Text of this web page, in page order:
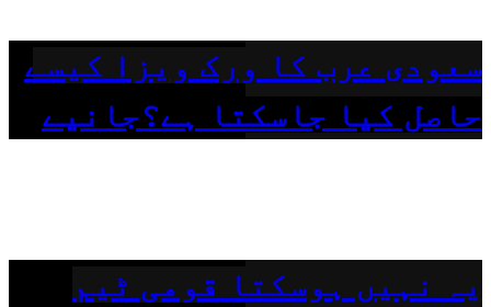
سعودی عرب کا ورک ویزا کیسے
حاصل کیا جاسکتا ہے؟جانیے
یہ نہیں ہوسکتا قومی ٹیم